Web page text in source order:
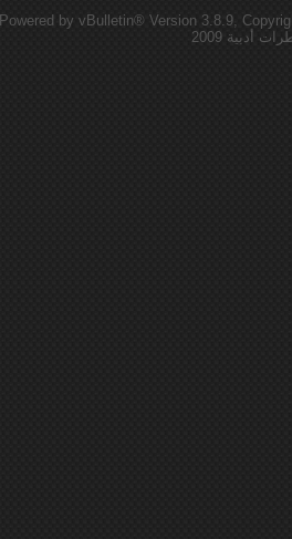
Powered by vBulletin® Version 3.8.9,
أدبية 2009